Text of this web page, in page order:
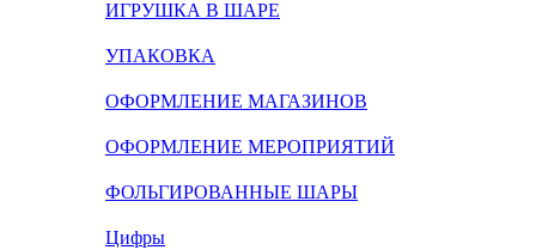
ИГРУШКА В ШАРЕ
УПАКОВКА
ОФОРМЛЕНИЕ МАГАЗИНОВ
ОФОРМЛЕНИЕ МЕРОПРИЯТИЙ
ФОЛЬГИРОВАННЫЕ ШАРЫ
Цифры